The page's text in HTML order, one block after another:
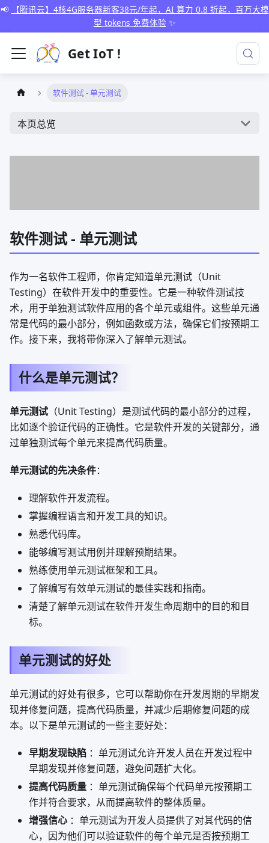
📢
【腾讯云】4核4G服务器新客38元/年起，AI 算力 0.8 折起，百万大模
型 tokens 免费体验 ✨
Get IoT !
软件测试 - 单元测试
本页总览
软件测试 - 单元测试
作为一名软件工程师，你肯定知道单元测试（Unit
Testing）在软件开发中的重要性。它是一种软件测试技
术，用于单独测试软件应用的各个单元或组件。这些单元通
常是代码的最小部分，例如函数或方法，确保它们按预期工
作。接下来，我将带你深入了解单元测试。
什么是单元测试？
单元测试 （Unit Testing）是测试代码的最小部分的过程，
比如逐个验证代码的正确性。它是软件开发的关键部分，通
过单独测试每个单元来提高代码质量。
单元测试的先决条件：
理解软件开发流程。
掌握编程语言和开发工具的知识。
熟悉代码库。
能够编写测试用例并理解预期结果。
熟练使用单元测试框架和工具。
了解编写有效单元测试的最佳实践和指南。
清楚了解单元测试在软件开发生命周期中的目的和目
标。
单元测试的好处
单元测试的好处有很多，它可以帮助你在开发周期的早期发
现并修复问题，提高代码质量，并减少后期修复问题的成
本。以下是单元测试的一些主要好处：
早期发现缺陷 ：单元测试允许开发人员在开发过程中
早期发现并修复问题，避免问题扩大化。
提高代码质量 ：单元测试确保每个代码单元按预期工
作并符合要求，从而提高软件的整体质量。
增强信心 ：单元测试为开发人员提供了对其代码的信
心，因为他们可以验证软件的每个单元是否按预期工